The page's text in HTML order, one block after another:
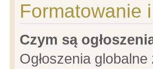
Formatowanie
Czym są
Ogłoszenia